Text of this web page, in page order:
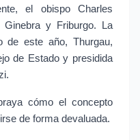
el obispo Charles
Ginebra y Friburgo. La
de este año, Thurgau,
de Estado y presidida
cómo el concepto
de forma devaluada.